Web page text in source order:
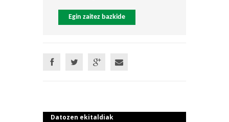
Egin zaitez bazkide
Datozen ekitaldiak